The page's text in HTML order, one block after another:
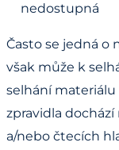
nedostupná
Často se jedná o
však může k
selhání
zpravidla
a/nebo čtecích